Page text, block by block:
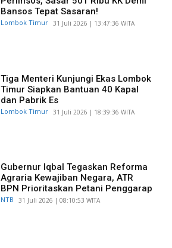
Bansos Tepat Sasaran!
Lombok Timur ​31 Juli 2026 | 13:47:36 WITA
Tiga Menteri Kunjungi Ekas Lombok
Timur Siapkan Bantuan 40 Kapal
dan Pabrik Es
Lombok Timur ​31 Juli 2026 | 18:39:36 WITA
Gubernur Iqbal Tegaskan Reforma
Agraria Kewajiban Negara, ATR
BPN Prioritaskan Petani Penggarap
NTB ​31 Juli 2026 | 08:10:53 WITA